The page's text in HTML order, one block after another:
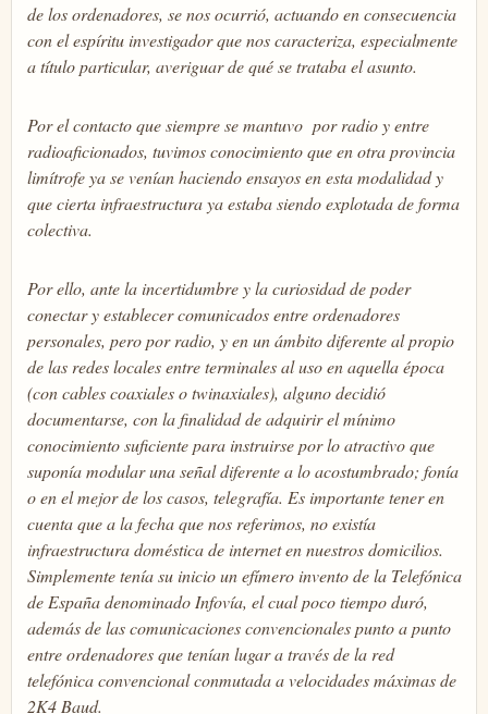
de los ordenadores, se nos ocurrió, actuando en consecuencia
con el espíritu investigador que nos caracteriza, especialmente
a título particular, averiguar de qué se trataba el asunto.
Por el contacto que siempre se mantuvo por radio y entre
radioaficionados, tuvimos conocimiento que en otra provincia
limítrofe ya se venían haciendo ensayos en esta modalidad y
que cierta infraestructura ya estaba siendo explotada de forma
colectiva.
Por ello, ante la incertidumbre y la curiosidad de poder
conectar y establecer comunicados entre ordenadores
personales, pero por radio, y en un ámbito diferente al propio
de las redes locales entre terminales al uso en aquella época
(con cables coaxiales o twinaxiales), alguno decidió
documentarse, con la finalidad de adquirir el mínimo
conocimiento suficiente para instruirse por lo atractivo que
suponía modular una señal diferente a lo acostumbrado; fonía
o en el mejor de los casos, telegrafía. Es importante tener en
cuenta que a la fecha que nos referimos, no existía
infraestructura doméstica de internet en nuestros domicilios.
Simplemente tenía su inicio un efímero invento de la Telefónica
de España denominado Infovía, el cual poco tiempo duró,
además de las comunicaciones convencionales punto a punto
entre ordenadores que tenían lugar a través de la red
telefónica convencional conmutada a velocidades máximas de
2K4 Baud.